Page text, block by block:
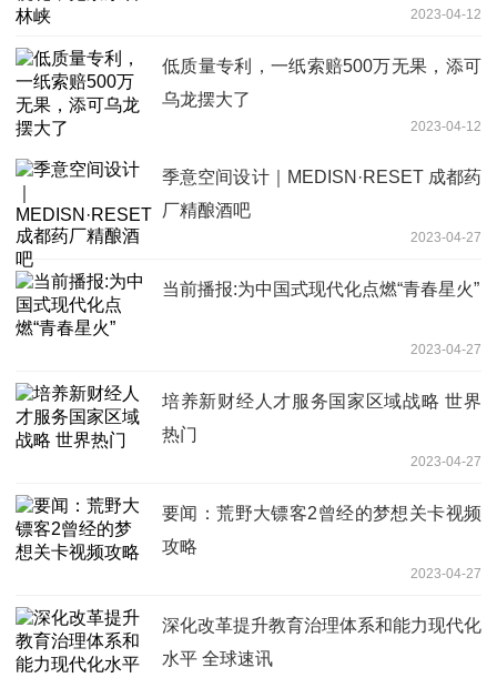
2023-04-12
低质量专利，一纸索赔500万无果，添可
乌龙摆大了
2023-04-12
季意空间设计｜MEDISN·RESET 成都药
厂精酿酒吧
2023-04-27
当前播报:为中国式现代化点燃“青春星火”
2023-04-27
培养新财经人才服务国家区域战略 世界
热门
2023-04-27
要闻：荒野大镖客2曾经的梦想关卡视频
攻略
2023-04-27
深化改革提升教育治理体系和能力现代化
水平 全球速讯